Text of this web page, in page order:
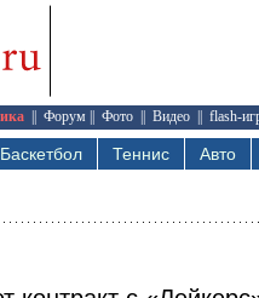
Форум Фото Видео flash-
Баскетбол Теннис Авто